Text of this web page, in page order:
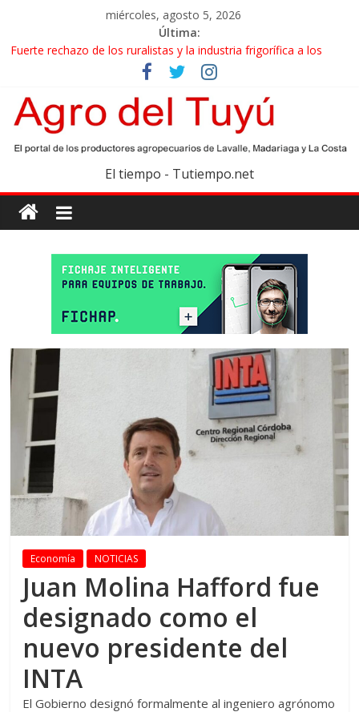
miércoles, agosto 5, 2026
Última:
Fuerte rechazo de los ruralistas y la industria frigorífica a los
cambios que impulsa el Gobierno en el IPCVA
El gobierno bonaerense realizará un censo para actualizar el
mapa de la producción hortiflorícola
Las exportaciones agroindustriales anotaron un récord histórico
en el primer semestre
Maíz: estiman una cosecha récord de 71,5 millones de toneladas
Las exportaciones de carne vacuna crecieron más de 40% en el
primer semestre
El tiempo - Tutiempo.net
Economía NOTICIAS
Juan Molina Hafford fue
designado como el
nuevo presidente del
INTA
El Gobierno designó formalmente al ingeniero agrónomo